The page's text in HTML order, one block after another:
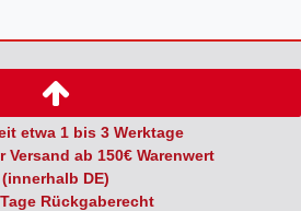
etwa 1 bis 3 Werktage
Versand ab 150€ Warenwert
(innerhalb DE)
Rückgaberecht